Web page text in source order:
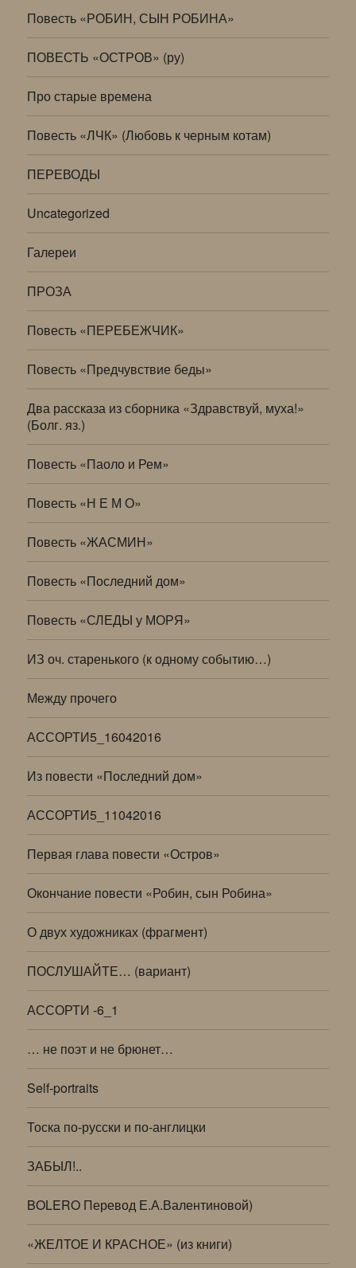
Повесть «РОБИН, СЫН РОБИНА»
ПОВЕСТЬ «ОСТРОВ» (ру)
Про старые времена
Повесть «ЛЧК» (Любовь к черным котам)
ПЕРЕВОДЫ
Uncategorized
Галереи
ПРОЗА
Повесть «ПЕРЕБЕЖЧИК»
Повесть «Предчувствие беды»
Два рассказа из сборника «Здравствуй, муха!»
(Болг. яз.)
Повесть «Паоло и Рем»
Повесть «Н Е М О»
Повесть «ЖАСМИН»
Повесть «Последний дом»
Повесть «СЛЕДЫ у МОРЯ»
ИЗ оч. старенького (к одному событию…)
Между прочего
АССОРТИ5_16042016
Из повести «Последний дом»
АССОРТИ5_11042016
Первая глава повести «Остров»
Окончание повести «Робин, сын Робина»
О двух художниках (фрагмент)
ПОСЛУШАЙТЕ… (вариант)
АССОРТИ -6_1
… не поэт и не брюнет…
Self-portraits
Тоска по-русски и по-англицки
ЗАБЫЛ!..
BOLERO Перевод Е.А.Валентиновой)
«ЖЕЛТОЕ И КРАСНОЕ» (из книги)